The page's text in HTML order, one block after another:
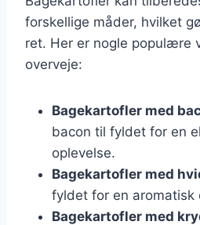
forskellige måder, hvilket
ret. Her er nogle populære
overveje:
Bagekartofler med
bacon til fyldet for en
oplevelse.
Bagekartofler med
fyldet for en
Bagekartofler med